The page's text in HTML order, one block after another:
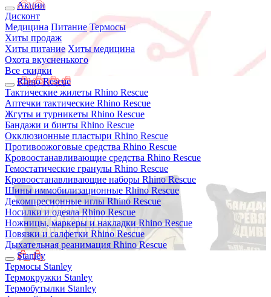
Акции
Дисконт
Медицина Питание Термосы
Хиты продаж
Хиты питание Хиты медицина
Охота вкусненького
Все скидки
Rhino Rescue
Тактические жилеты Rhino Rescue
Аптечки тактические Rhino Rescue
Жгуты и турникеты Rhino Rescue
Бандажи и бинты Rhino Rescue
Окклюзионные пластыри Rhino Rescue
Противоожоговые средства Rhino Rescue
Кровоостанавливающие средства Rhino Rescue
Гемостатические гранулы Rhino Rescue
Кровоостанавливающие наборы Rhino Rescue
Шины иммобилизационные Rhino Rescue
Декомпресионные иглы Rhino Rescue
Носилки и одеяла Rhino Rescue
Ножницы, маркеры и накладки Rhino Rescue
Повязки и салфетки Rhino Rescue
Дыхательная реанимация Rhino Rescue
Stanley
Термосы Stanley
Термокружки Stanley
Термобутылки Stanley